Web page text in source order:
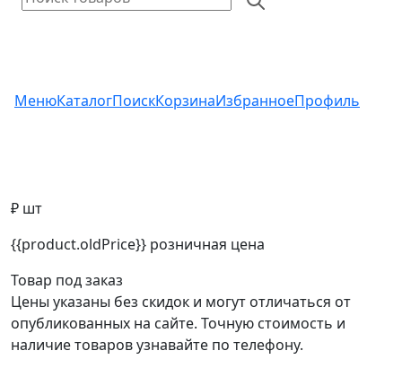
МенюКаталогПоискКорзинаИзбранноеПрофиль
₽ шт
{{product.oldPrice}} розничная цена
Товар под заказ
Цены указаны без скидок и могут отличаться от
опубликованных на сайте. Точную стоимость и
наличие товаров узнавайте по телефону.